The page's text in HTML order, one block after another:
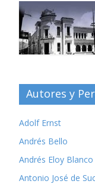
Autores y
Adolf Ernst
Andrés Bello
Andrés Eloy Blanco
Antonio José de